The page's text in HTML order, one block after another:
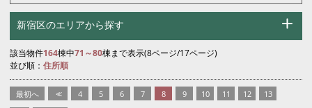
新宿区のエリアから探す
該当物件164棟中71～80棟まで表示(8ページ/17ページ)
並び順： 住所順
最初へ << 4 5 6 7 8 9 10 11 12
13